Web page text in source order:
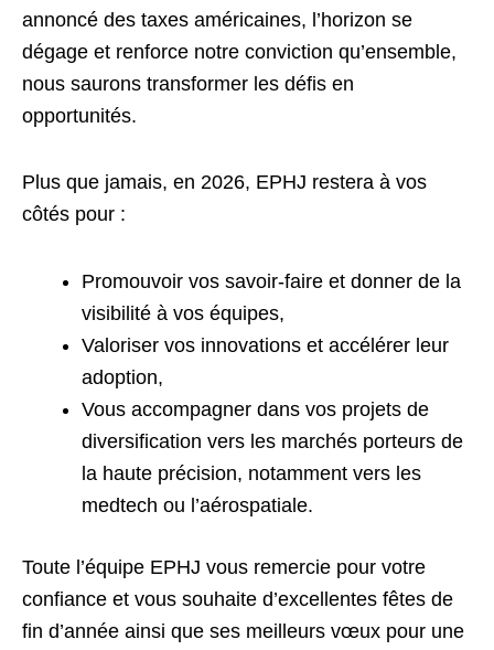
annoncé des taxes américaines, l’horizon se
dégage et renforce notre conviction qu’ensemble,
nous saurons transformer les défis en
opportunités.
Plus que jamais, en 2026, EPHJ restera à vos
côtés pour :
Promouvoir vos savoir-faire et donner de la
visibilité à vos équipes,
Valoriser vos innovations et accélérer leur
adoption,
Vous accompagner dans vos projets de
diversification vers les marchés porteurs de
la haute précision, notamment vers les
medtech ou l’aérospatiale.
Toute l’équipe EPHJ vous remercie pour votre
confiance et vous souhaite d’excellentes fêtes de
fin d’année ainsi que ses meilleurs vœux pour une